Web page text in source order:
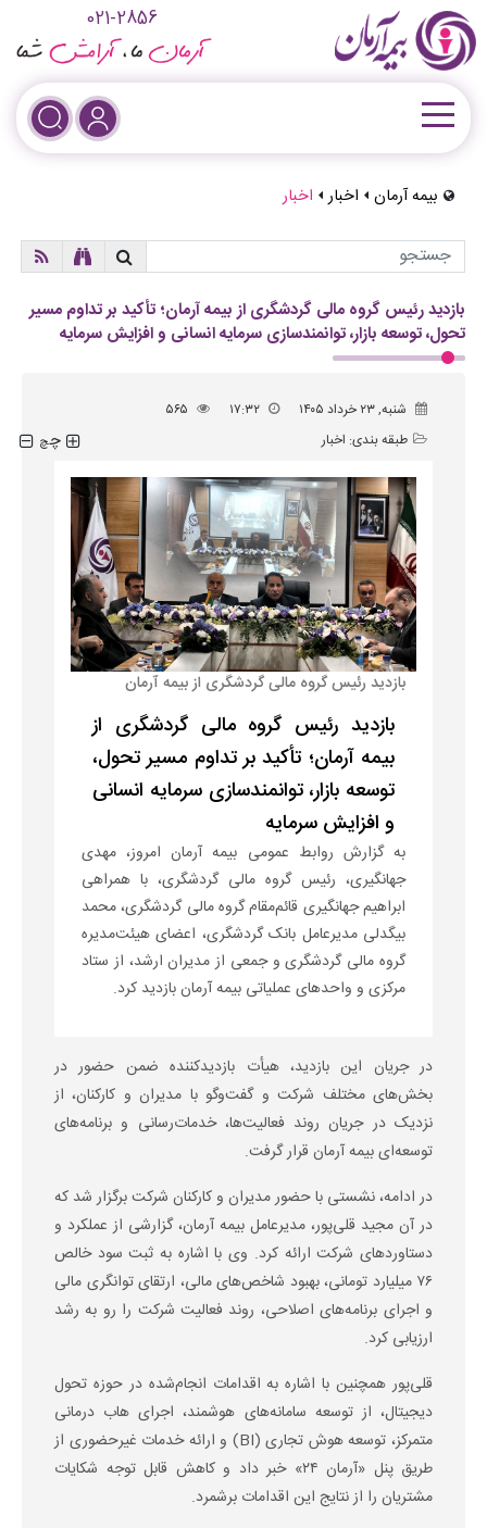
021-2856
بیمه آرمان اخبار اخبار
بازدید رئیس گروه مالی گردشگری از بیمه آرمان؛ تأکید بر تداوم مسیر
تحول، توسعه بازار، توانمندسازی سرمایه انسانی و افزایش سرمایه
شنبه, ۲۳ خرداد ۱۴۰۵ ۱۷:۳۲
۵۶۵
طبقه بندی: اخبار چچ
بازدید رئیس گروه مالی گردشگری از بیمه آرمان
بازدید رئیس گروه مالی گردشگری از
بیمه آرمان؛ تأکید بر تداوم مسیر تحول،
توسعه بازار، توانمندسازی سرمایه انسانی
و افزایش سرمایه
به گزارش روابط عمومی بیمه آرمان امروز، مهدی
جهانگیری، رئیس گروه مالی گردشگری، با همراهی
ابراهیم جهانگیری قائم‌مقام گروه مالی گردشگری، محمد
بیگدلی مدیرعامل بانک گردشگری، اعضای هیئت‌مدیره
گروه مالی گردشگری و جمعی از مدیران ارشد، از ستاد
مرکزی و واحدهای عملیاتی بیمه آرمان بازدید کرد.
در جریان این بازدید، هیأت بازدیدکننده ضمن حضور در
بخش‌های مختلف شرکت و گفت‌وگو با مدیران و کارکنان، از
نزدیک در جریان روند فعالیت‌ها، خدمات‌رسانی و برنامه‌های
توسعه‌ای بیمه آرمان قرار گرفت.
در ادامه، نشستی با حضور مدیران و کارکنان شرکت برگزار شد که
در آن مجید قلی‌پور، مدیرعامل بیمه آرمان، گزارشی از عملکرد و
دستاوردهای شرکت ارائه کرد. وی با اشاره به ثبت سود خالص
۷۶ میلیارد تومانی، بهبود شاخص‌های مالی، ارتقای توانگری مالی
و اجرای برنامه‌های اصلاحی، روند فعالیت شرکت را رو به رشد
ارزیابی کرد.
قلی‌پور همچنین با اشاره به اقدامات انجام‌شده در حوزه تحول
دیجیتال، از توسعه سامانه‌های هوشمند، اجرای هاب درمانی
متمرکز، توسعه هوش تجاری (BI) و ارائه خدمات غیرحضوری از
طریق پنل «آرمان ۲۴» خبر داد و کاهش قابل توجه شکایات
مشتریان را از نتایج این اقدامات برشمرد.